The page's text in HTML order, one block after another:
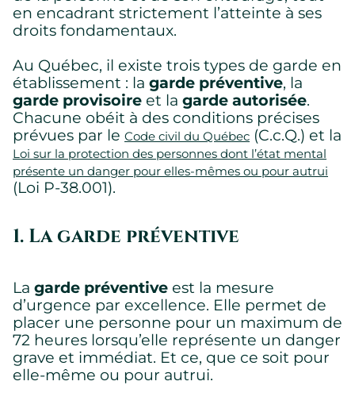
en encadrant strictement l’atteinte à ses
droits fondamentaux.
Au Québec, il existe trois types de garde en
établissement : la garde préventive, la
garde provisoire et la garde autorisée.
Chacune obéit à des conditions précises
prévues par le Code civil du Québec (C.c.Q.) et la
Loi sur la protection des personnes dont l’état mental
présente un danger pour elles-mêmes ou pour autrui
(Loi P-38.001).
1. La garde préventive
La garde préventive est la mesure
d’urgence par excellence. Elle permet de
placer une personne pour un maximum de
72 heures lorsqu’elle représente un danger
grave et immédiat. Et ce, que ce soit pour
elle-même ou pour autrui.